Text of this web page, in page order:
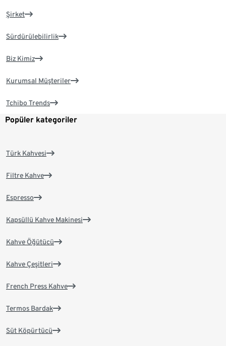
Şirket
Sürdürülebilirlik
Biz Kimiz
Kurumsal Müşteriler
Tchibo Trends
Popüler kategoriler
Türk Kahvesi
Filtre Kahve
Espresso
Kapsüllü Kahve Makinesi
Kahve Öğütücü
Kahve Çeşitleri
French Press Kahve
Termos Bardak
Süt Köpürtücü